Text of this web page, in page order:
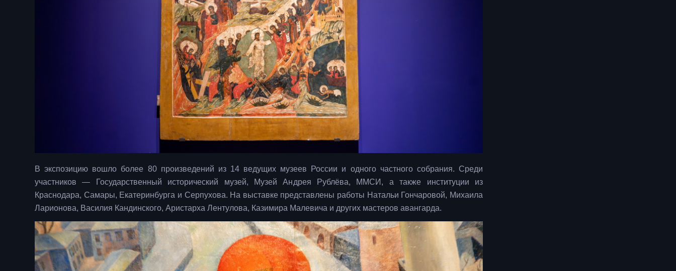
В экспозицию вошло более 80 произведений из 14 ведущих музеев России и одного частного собрания. Среди
участников — Государственный исторический музей, Музей Андрея Рублёва, ММСИ, а также институции из
Краснодара, Самары, Екатеринбурга и Серпухова. На выставке представлены работы Натальи Гончаровой, Михаила
Ларионова, Василия Кандинского, Аристарха Лентулова, Казимира Малевича и других мастеров авангарда.